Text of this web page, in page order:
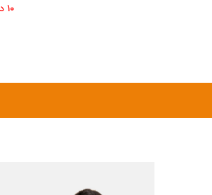
۱۰ درصد باقی مانده از مبلغ سفارش از طریق درگاه توسط شما پرداخت خواهد شد.